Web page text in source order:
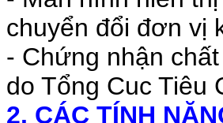
chuyển đổi đơn vị
- Chứng nhận
do Tổng Cuc
2. CÁC TÍNH